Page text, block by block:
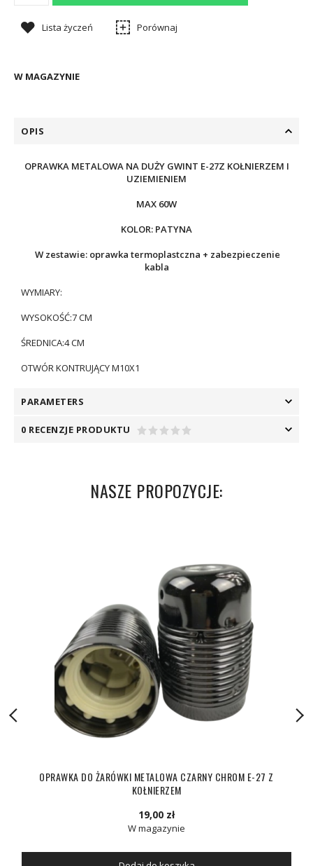
Lista życzeń Porównaj
W MAGAZYNIE
OPIS
OPRAWKA METALOWA NA DUŻY GWINT E-27Z KOŁNIERZEM I
UZIEMIENIEM
MAX 60W
KOLOR: PATYNA
W zestawie: oprawka termoplastczna + zabezpieczenie
kabla
WYMIARY:
WYSOKOŚĆ:7 CM
ŚREDNICA:4 CM
OTWÓR KONTRUJĄCY M10X1
PARAMETERS
0 RECENZJE PRODUKTU
NASZE PROPOZYCJE:
OPRAWKA DO ŻARÓWKI METALOWA CZARNY CHROM E-27 Z
KOŁNIERZEM
19,00 zł
W magazynie